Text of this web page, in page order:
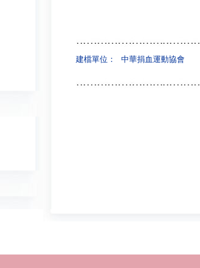
建檔單位： 中華捐血運動協會